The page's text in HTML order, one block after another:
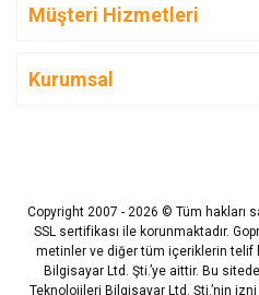
Müşteri Hizmetleri
Kurumsal
Copyright 2007 - 2026 © Tüm hakları
SSL sertifikası ile korunmaktadır.
metinler ve diğer tüm içeriklerin telif
Bilgisayar Ltd. Şti.’ye aittir. Bu
Teknolojileri Bilgisayar Ltd. Şti.’nin